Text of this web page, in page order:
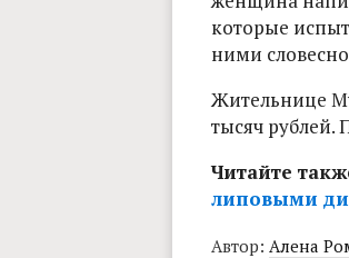
которые
ними
Жительнице
тысяч рублей.
Читайте
липовыми
Автор: Алена